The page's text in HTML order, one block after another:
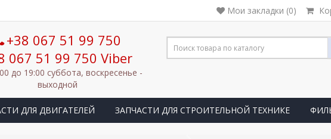
Мои закладки (0)
+38 067 51 99 750
067 51 99 750 Viber
до 19:00 суббота, воскресенье -
выходной
ДЛЯ ДВИГАТЕЛЕЙ ЗАПЧАСТИ ДЛЯ СТРОИТЕЛЬНОЙ ТЕХНИКЕ